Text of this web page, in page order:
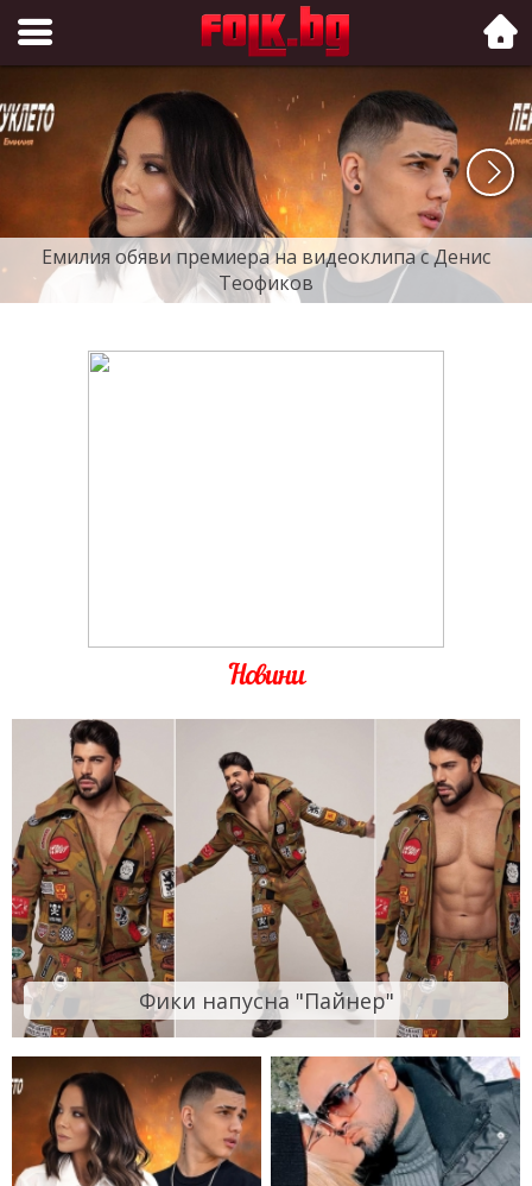
Folk.bg
Емилия обяви премиера на видеоклипа с Денис
Теофиков
Новини
Фики напусна "Пайнер"